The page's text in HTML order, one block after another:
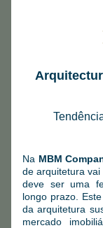
Na MBM
de arquitetura
deve ser uma
longo prazo.
da arquitetura
mercado